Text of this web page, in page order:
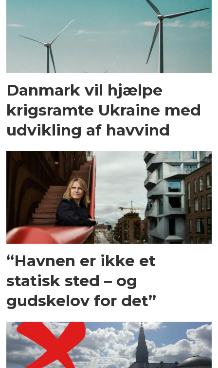
Danmark vil hjælpe
krigsramte Ukraine med
udvikling af havvind
“Havnen er ikke et
statisk sted – og
gudskelov for det”